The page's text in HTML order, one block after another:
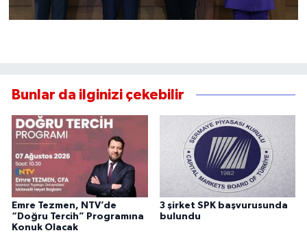
Bunlar da ilginizi çekebilir
Emre Tezmen, NTV’de
“Doğru Tercih” Programına
Konuk Olacak
3 şirket SPK başvurusunda
bulundu